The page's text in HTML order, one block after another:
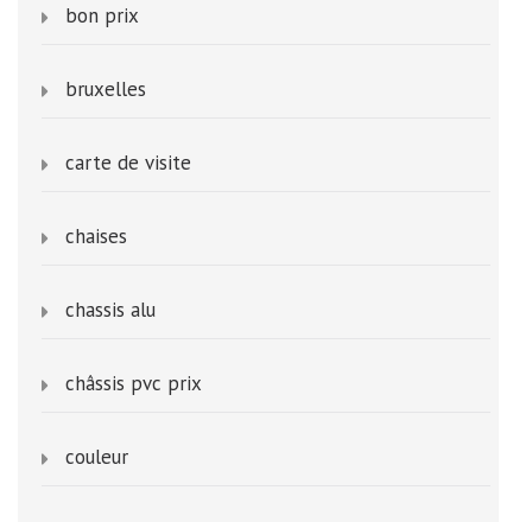
bon prix
bruxelles
carte de visite
chaises
chassis alu
châssis pvc prix
couleur